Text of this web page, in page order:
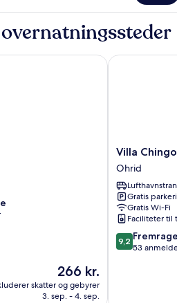
Prisen
er
266 kr.
266 kr.
skatter og gebyrer
3. sep. - 4. sep.
Villa
Chingo
Ohrid
Villa Chingo
Ohrid
Gratis
Gratis Wi-Fi
Faciliteter til
9.2
ud
9,2
53
Villa Chingo